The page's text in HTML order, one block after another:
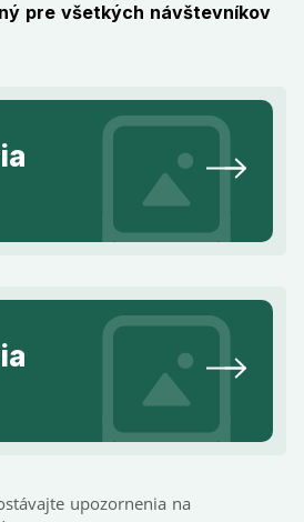
pre všetkých návštevníkov
upozornenia na